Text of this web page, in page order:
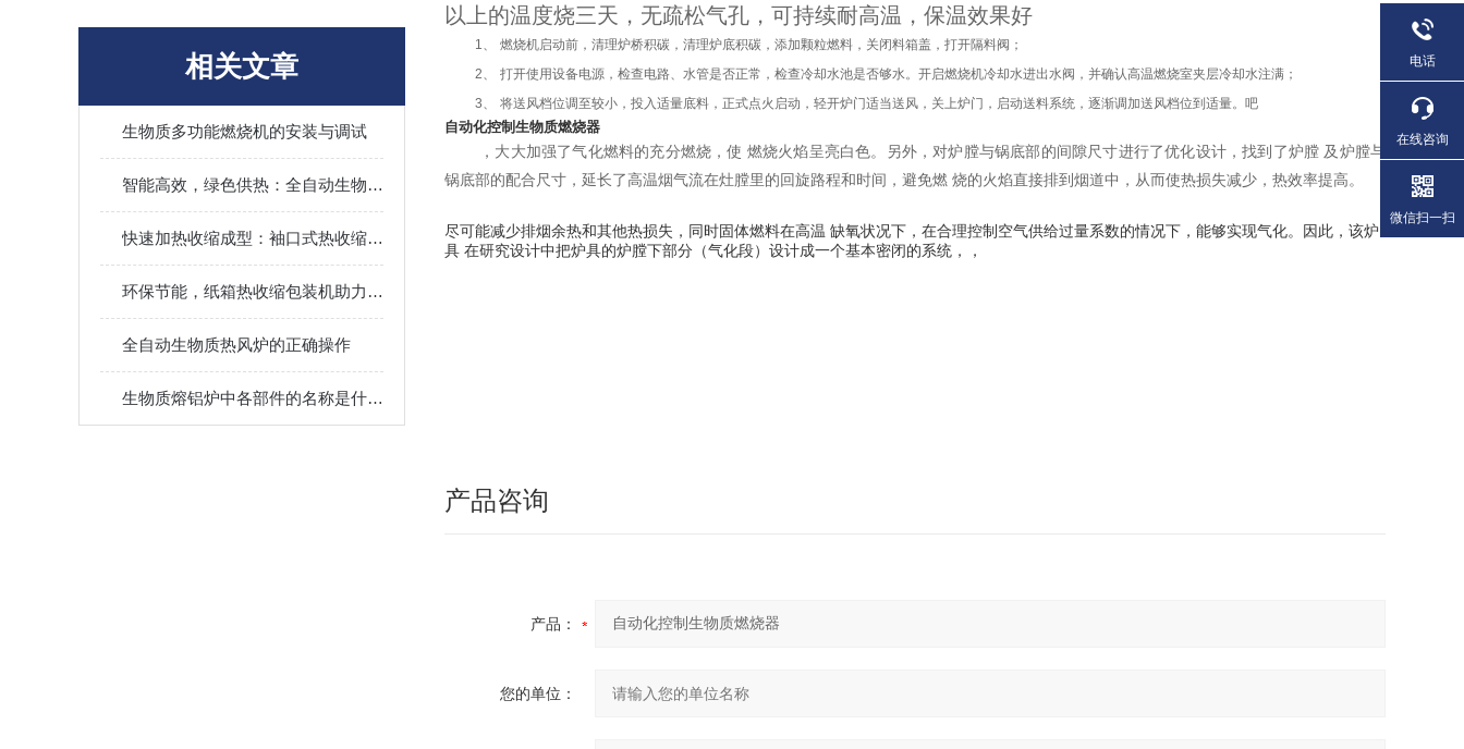
相关文章
生物质多功能燃烧机的安装与调试
智能高效，绿色供热：全自动生物质热风炉开启未来取暖新模式
快速加热收缩成型：袖口式热收缩包装机提升包装效率省时间
环保节能，纸箱热收缩包装机助力绿色物流新升级
全自动生物质热风炉的正确操作
生物质熔铝炉中各部件的名称是什么？
以上的温度烧三天，无疏松气孔，可持续耐高温，保温效果好
1、
燃烧机启动前，清理炉桥积碳，清理炉底积碳，添加颗粒燃料，关闭料箱盖，打开隔料阀；
2、
打开使用设备电源，检查电路、水管是否正常，检查冷却水池是否够水。开启燃烧机冷却水进出水阀，并确认高温燃烧室夹层冷却水注满；
3、 将送风档位调至较小，投入适量底料，正式点火启动，轻开炉门适当送风，关上炉门，启动送料系统，逐渐调加送风档位到适量。吧
自动化控制生物质燃烧器
，大大加强了气化燃料的充分燃烧，使 燃烧火焰呈亮白色。另外，对炉膛与锅底部的间隙尺寸进行了优化设计，找到了炉膛 及炉膛与
锅底部的配合尺寸，延长了高温烟气流在灶膛里的回旋路程和时间，避免燃 烧的火焰直接排到烟道中，从而使热损失减少，热效率提高。
尽可能减少排烟余热和其他热损失，同时固体燃料在高温 缺氧状况下，在合理控制空气供给过量系数的情况下，能够实现气化。因此，该炉
具 在研究设计中把炉具的炉膛下部分（气化段）设计成一个基本密闭的系统， ，
产品咨询
产品：
您的单位：
电话
在线咨询
微信扫一扫